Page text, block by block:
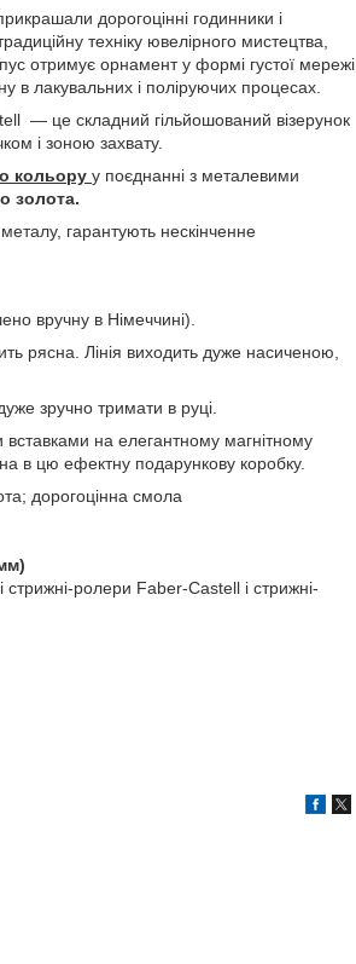
дорогоцінні годинники і
техніку ювелірного мистецтва,
отримує орнамент у формі густої мережі
в лакувальних і поліруючих процесах.
— це складний гільйошований візерунок
і зоною захвату.
кольору у поєднанні з металевими
золота.
гарантують нескінченне
вручну в Німеччині).
рясна. Лінія виходить дуже насиченою,
зручно тримати в руці.
вставками на елегантному магнітному
в цю ефектну подарункову коробку.
дорогоцінна смола
стрижні-ролери Faber-Castell і стрижні-